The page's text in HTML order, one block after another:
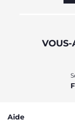
VOUS-
Aide